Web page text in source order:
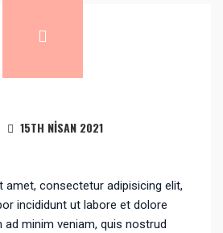
15TH NISAN 2021
consectetur adipisicing elit,
incididunt ut labore et dolore
ad minim veniam, quis nostrud